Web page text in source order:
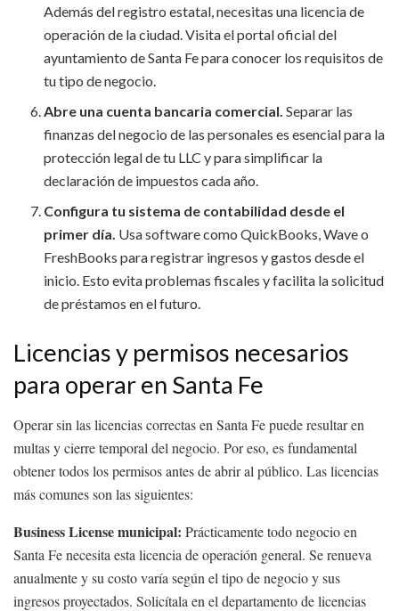
Además del registro estatal, necesitas una licencia de
operación de la ciudad. Visita el portal oficial del
ayuntamiento de Santa Fe para conocer los requisitos de
tu tipo de negocio.
Abre una cuenta bancaria comercial. Separar las
finanzas del negocio de las personales es esencial para la
protección legal de tu LLC y para simplificar la
declaración de impuestos cada año.
Configura tu sistema de contabilidad desde el
primer día. Usa software como QuickBooks, Wave o
FreshBooks para registrar ingresos y gastos desde el
inicio. Esto evita problemas fiscales y facilita la solicitud
de préstamos en el futuro.
Licencias y permisos necesarios
para operar en Santa Fe
Operar sin las licencias correctas en Santa Fe puede resultar en
multas y cierre temporal del negocio. Por eso, es fundamental
obtener todos los permisos antes de abrir al público. Las licencias
más comunes son las siguientes:
Business License municipal: Prácticamente todo negocio en
Santa Fe necesita esta licencia de operación general. Se renueva
anualmente y su costo varía según el tipo de negocio y sus
ingresos proyectados. Solicítala en el departamento de licencias